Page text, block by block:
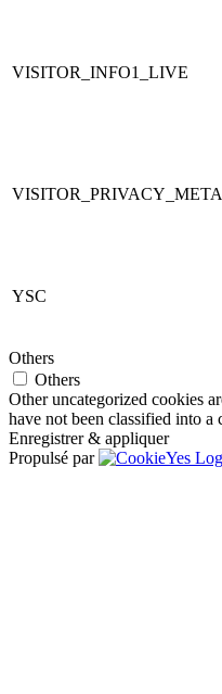
VISITOR_INFO1_LIVE
YSC
Others
Others
Other uncategorized cookies
have not been classified into a
Enregistrer & appliquer
Propulsé par